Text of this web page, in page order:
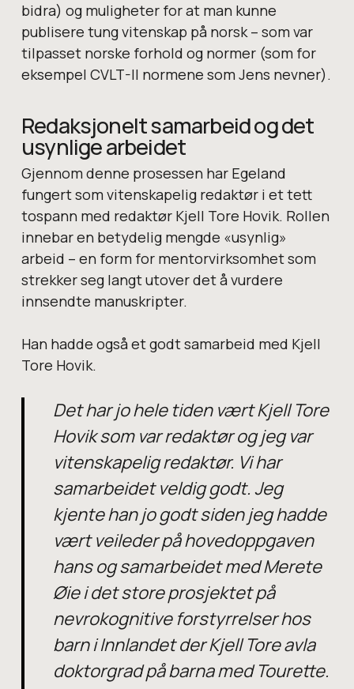
bidra) og muligheter for at man kunne
publisere tung vitenskap på norsk – som var
tilpasset norske forhold og normer (som for
eksempel CVLT-II normene som Jens nevner).
Redaksjonelt samarbeid og det
usynlige arbeidet
Gjennom denne prosessen har Egeland
fungert som vitenskapelig redaktør i et tett
tospann med redaktør Kjell Tore Hovik. Rollen
innebar en betydelig mengde «usynlig»
arbeid – en form for mentorvirksomhet som
strekker seg langt utover det å vurdere
innsendte manuskripter.
Han hadde også et godt samarbeid med Kjell
Tore Hovik.
Det har jo hele tiden vært Kjell Tore
Hovik som var redaktør og jeg var
vitenskapelig redaktør. Vi har
samarbeidet veldig godt. Jeg
kjente han jo godt siden jeg hadde
vært veileder på hovedoppgaven
hans og samarbeidet med Merete
Øie i det store prosjektet på
nevrokognitive forstyrrelser hos
barn i Innlandet der Kjell Tore avla
doktorgrad på barna med Tourette.